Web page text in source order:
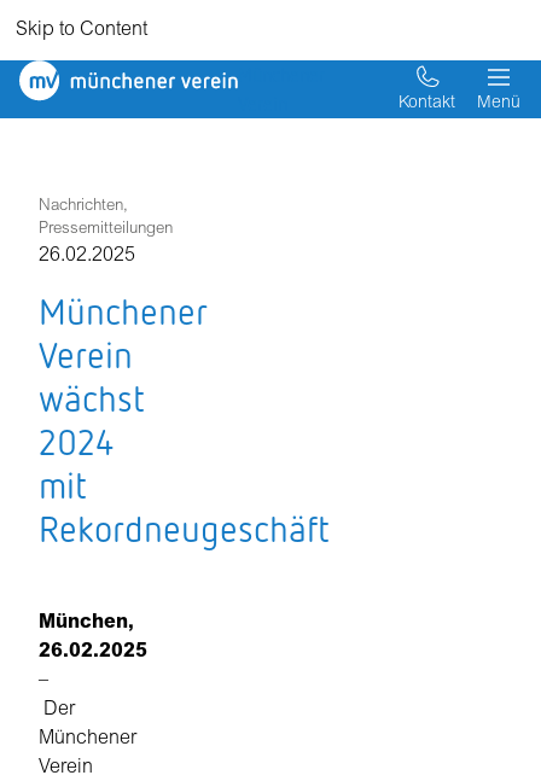
Skip to Content
Münchener
Kontakt Menü
Nachrichten,
Pressemitteilungen
26.02.2025
Münchener
Verein
wächst
2024
mit
Rekordneugeschäft
München,
26.02.2025
–
Der
Münchener
Verein